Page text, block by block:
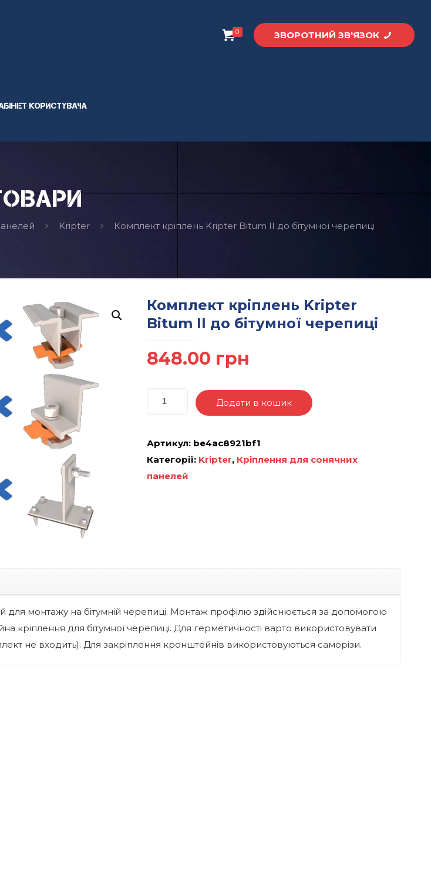
користувача
0 ЗВОРОТНИЙ ЗВ'ЯЗОК
Kripter Комплект кріплень Kripter Bitum II до бітумної черепиці
Комплект кріплень Kripter
Bitum II до бітумної черепиці
848.00 грн
Додати в кошик
Артикул: be4ac8921bf1
Категорії: Kripter, Кріплення для сонячних
панелей
для монтажу на бітумній черепиці. Монтаж профілю здійснюється за допомогою
кріплення для бітумної черепиці. Для герметичності варто використовувати
не входить). Для закріплення кронштейнів використовуються саморізи.